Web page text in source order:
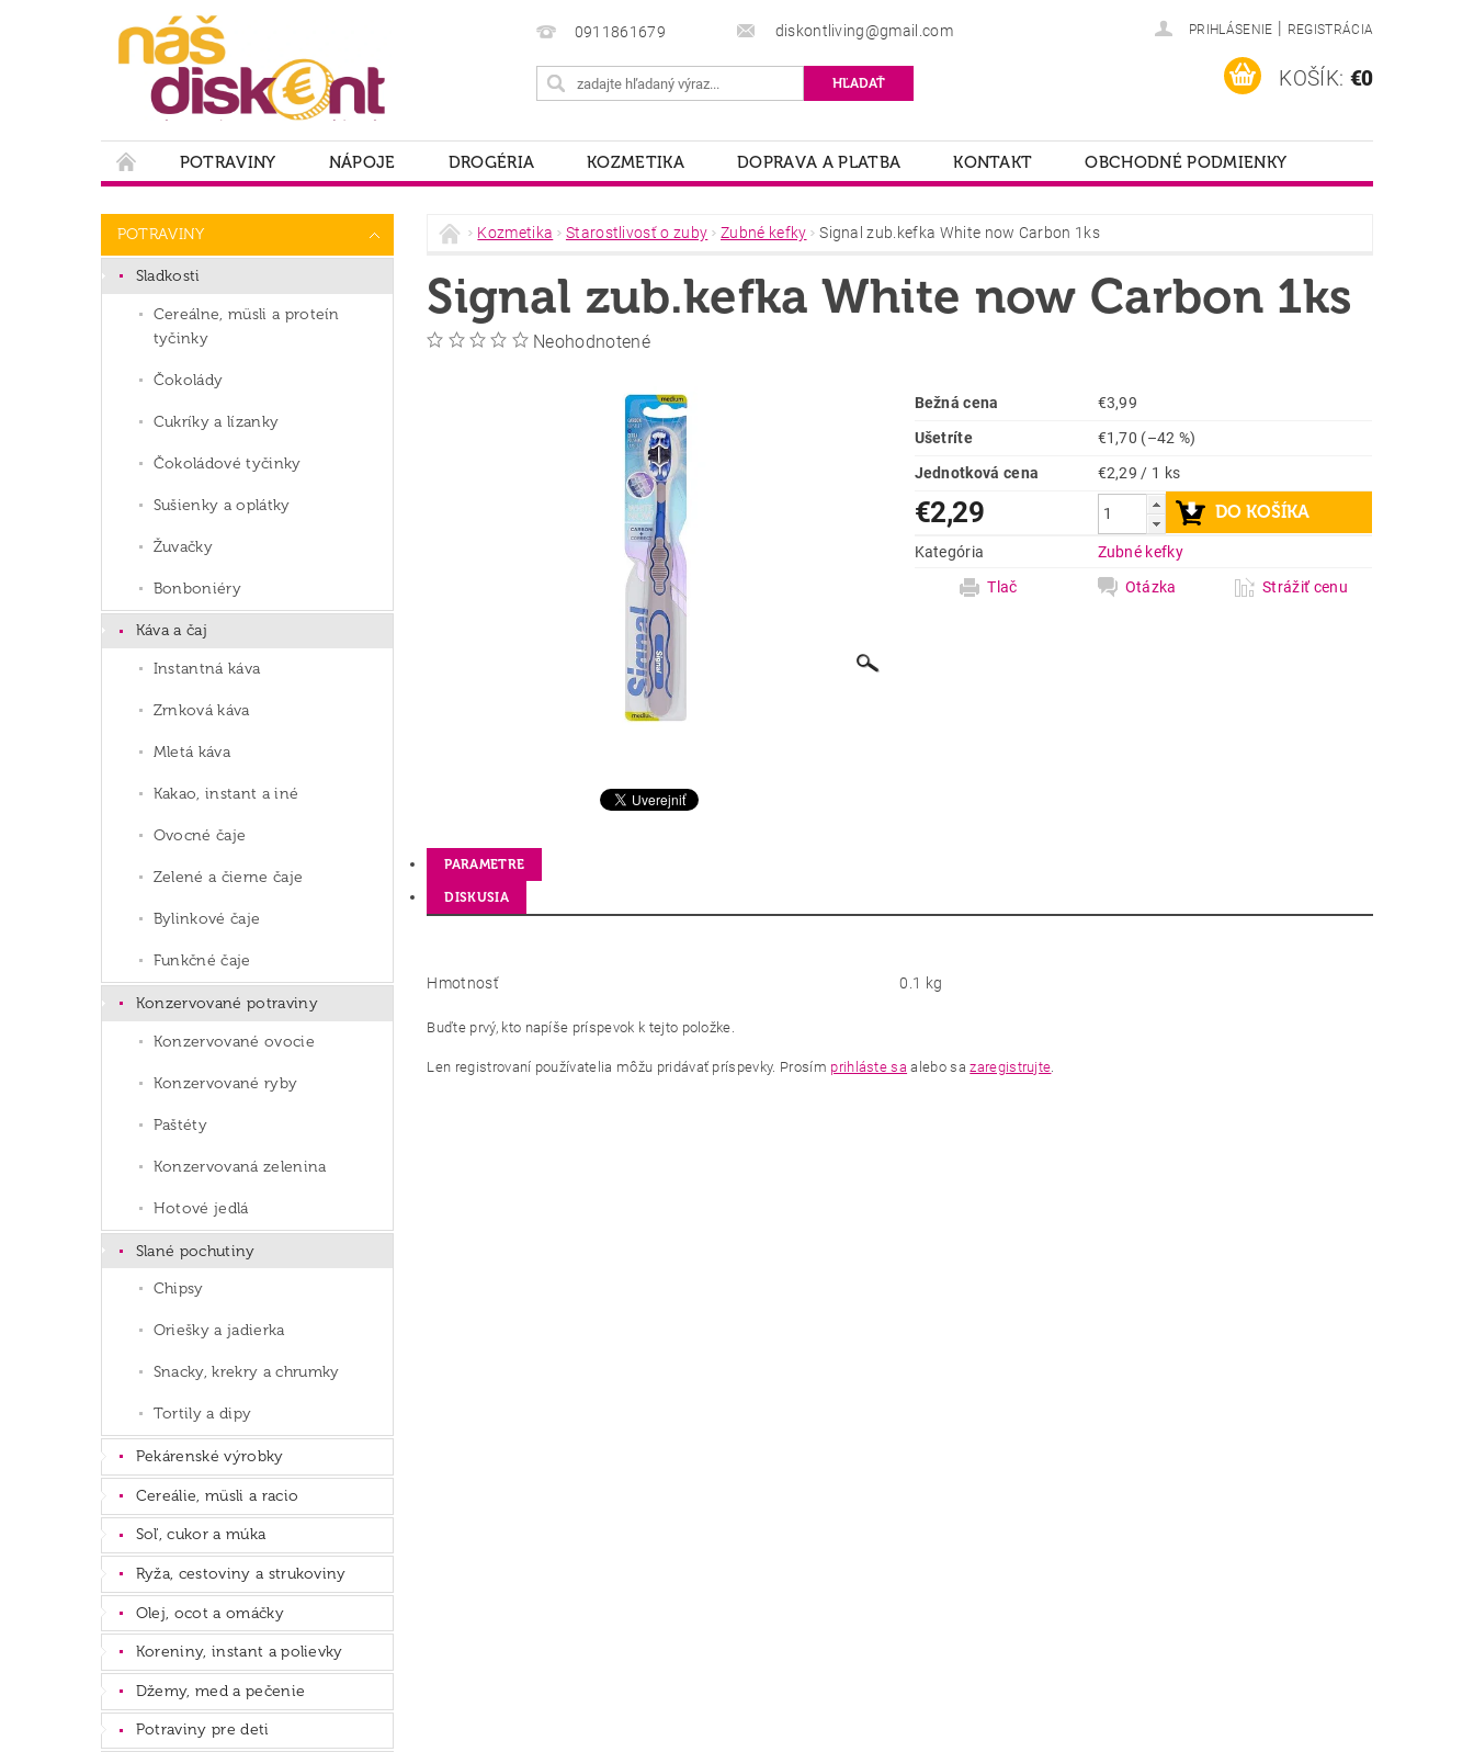
0911861679 diskontliving@gmail.com PRIHLÁSENIE | REGISTRÁCIA
KOŠÍK: €0
POTRAVINY NÁPOJE DROGÉRIA KOZMETIKA DOPRAVA A PLATBA KONTAKT
OBCHODNÉ PODMIENKY
POTRAVINY
Sladkosti
Cereálne, müsli a proteín
tyčinky
Čokolády
Cukríky a lízanky
Čokoládové tyčinky
Sušienky a oplátky
Žuvačky
Bonboniéry
Káva a čaj
Instantná káva
Zrnková káva
Mletá káva
Kakao, instant a iné
Ovocné čaje
Zelené a čierne čaje
Bylinkové čaje
Funkčné čaje
Konzervované potraviny
Konzervované ovocie
Konzervované ryby
Paštéty
Konzervovaná zelenina
Hotové jedlá
Slané pochutiny
Chipsy
Oriešky a jadierka
Snacky, krekry a chrumky
Tortily a dipy
Pekárenské výrobky
Cereálie, müsli a racio
Soľ, cukor a múka
Ryža, cestoviny a strukoviny
Olej, ocot a omáčky
Koreniny, instant a polievky
Džemy, med a pečenie
Potraviny pre deti
Kozmetika Starostlivosť o zuby Zubné kefky Signal zub.kefka White now Carbon 1ks
Signal zub.kefka White now Carbon 1ks
Neohodnotené
Bežná cena
€3,99
Ušetríte
€1,70 (–42 %)
Jednotková cena
€2,29 / 1 ks
€2,29
Kategória
Zubné kefky
Tlač
Otázka Strážiť cenu
PARAMETRE
DISKUSIA
Hmotnosť 0.1 kg
Buďte prvý, kto napíše príspevok k tejto položke.
Len registrovaní používatelia môžu pridávať príspevky. Prosím prihláste sa alebo sazaregistrujte.